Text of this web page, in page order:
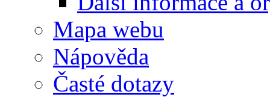
Mapa webu
Nápověda
Časté dotazy